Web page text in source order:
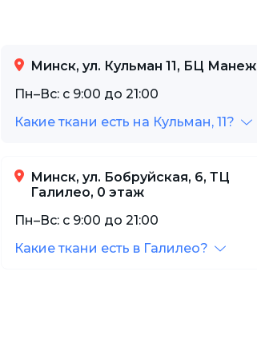
Минск, ул. Кульман 11, БЦ Манеж
Пн–Вс: с 9:00 до 21:00
Какие ткани есть на Кульман, 11?
Минск, ул. Бобруйская, 6, ТЦ
Галилео, 0 этаж
Пн–Вс: с 9:00 до 21:00
Какие ткани есть в Галилео?